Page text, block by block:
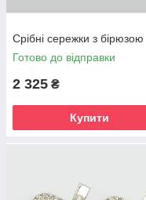
Срібні сережки з бірюзою
Готово до відправки
2 325 ₴
Купити